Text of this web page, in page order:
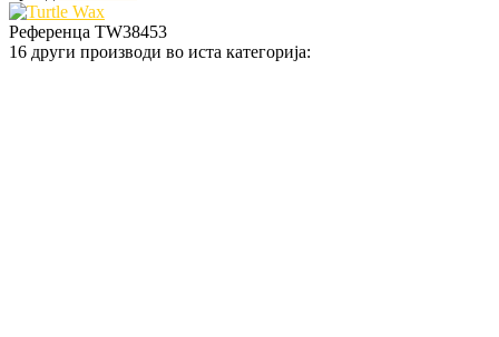
Референца TW38453
16 други производи во иста категорија: